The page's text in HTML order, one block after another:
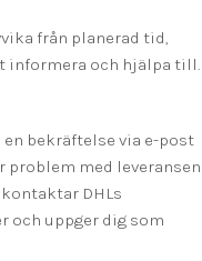
från planerad tid,
informera och hjälpa till.
bekräftelse via e-post
problem med leveransen
DHLs
och uppger dig som